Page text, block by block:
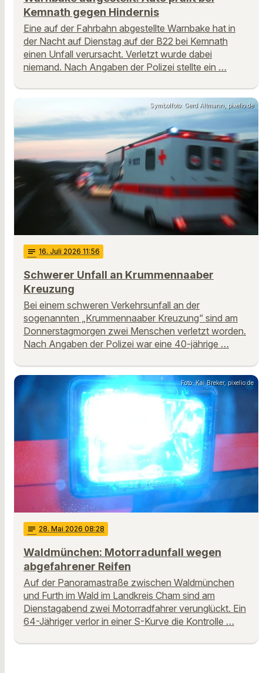
Kemnath gegen Hindernis
Eine auf der Fahrbahn abgestellte Warnbake hat in
der Nacht auf Dienstag auf der B22 bei Kemnath
einen Unfall verursacht. Verletzt wurde dabei
niemand. Nach Angaben der Polizei stellte ein …
Symbolfoto: Gerd Altmann, pixelio.de
notes 16. Juli 2026 11:56
Schwerer Unfall an Krummennaaber
Kreuzung
Bei einem schweren Verkehrsunfall an der
sogenannten „Krummennaaber Kreuzung“ sind am
Donnerstagmorgen zwei Menschen verletzt worden.
Nach Angaben der Polizei war eine 40-jährige …
Foto: Kai Breker, pixelio.de
notes 28. Mai 2026 08:28
Waldmünchen: Motorradunfall wegen
abgefahrener Reifen
Auf der Panoramastraße zwischen Waldmünchen
und Furth im Wald im Landkreis Cham sind am
Dienstagabend zwei Motorradfahrer verunglückt. Ein
64-Jähriger verlor in einer S-Kurve die Kontrolle …